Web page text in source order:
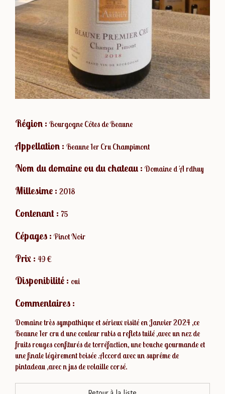
Région : Bourgogne Côtes de Beaune
Appellation : Beaune 1er Cru Champimont
Nom du domaine ou du chateau : Domaine d 'A rdhuy
Millesime : 2018
Contenant : 75
Cépages : Pinot Noir
Prix : 49 €
Disponibilité : oui
Commentaires :
Domaine très sympathique et sérieux visité en Janvier 2024 ,ce
Beaune 1er cru d une couleur rubis a reflets tuilé ,avec un nez de
fruits rouges confiturés de torréfaction, une bouche gourmande et
une finale légèrement boisée .Accord avec un suprême de
pintadeau ,avec n jus de volaille corsé.